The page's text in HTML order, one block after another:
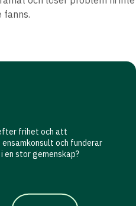
fanns.
frihet och att
och funderar
en stor gemenskap?